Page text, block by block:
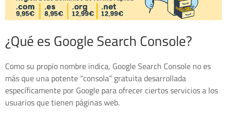
¿Qué es Google Search Console?
Como su propio nombre indica, Google Search Console no es
más que una potente “consola” gratuita desarrollada
específicamente por Google para ofrecer ciertos servicios a los
usuarios que tienen páginas web.